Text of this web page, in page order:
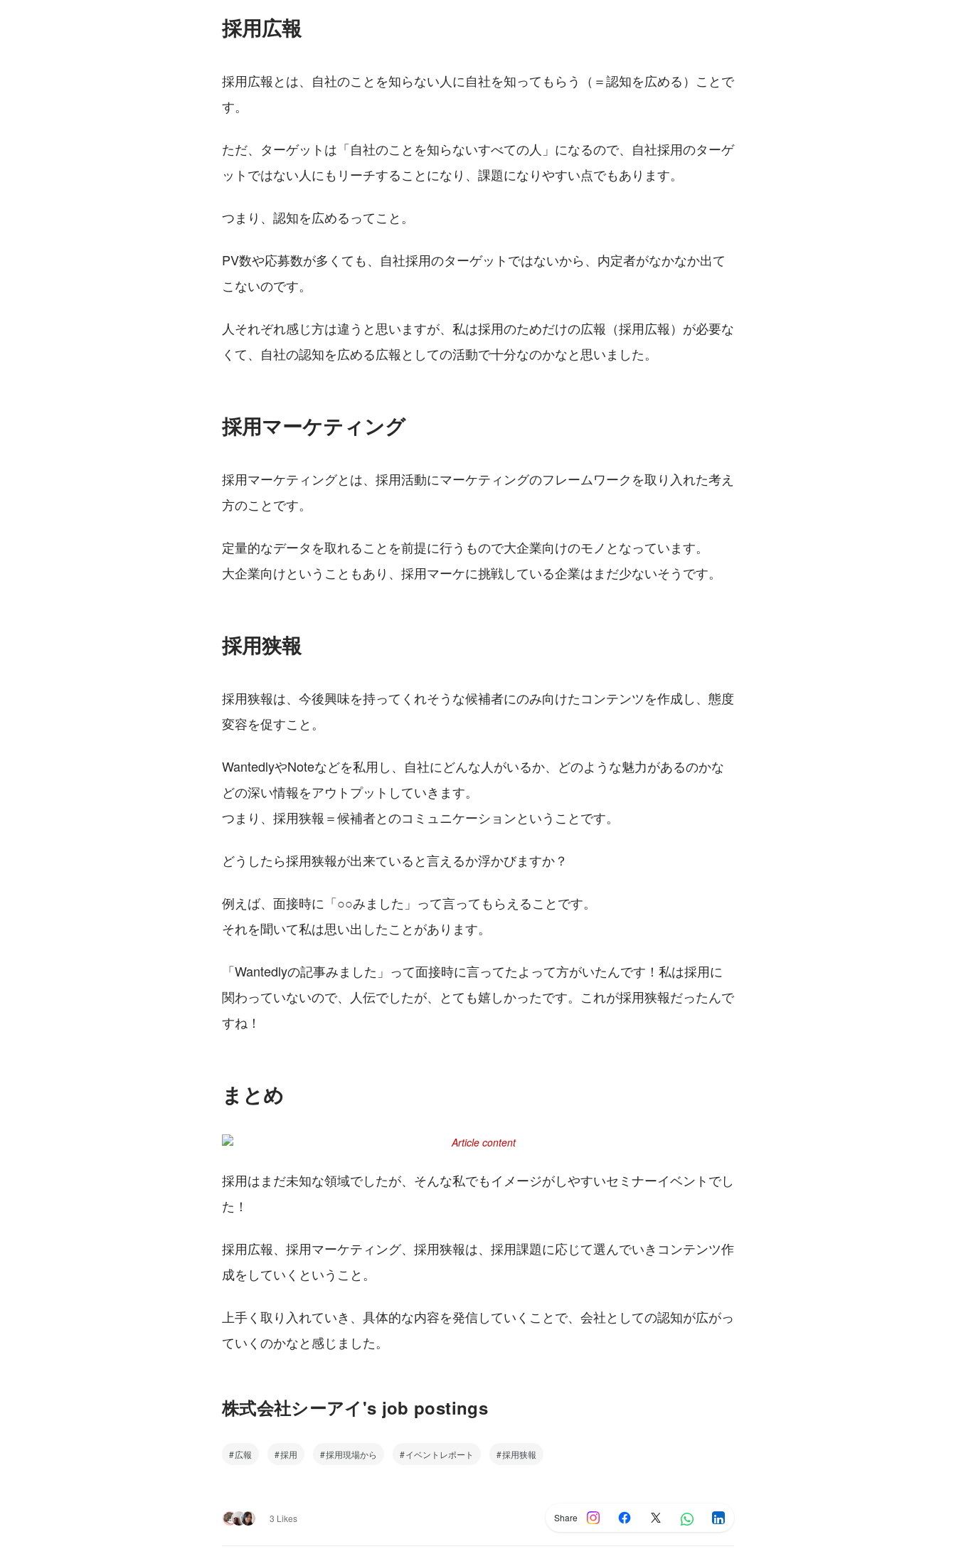
採用広報
採用広報とは、自社のことを知らない人に自社を知ってもらう（＝認知を広める）ことで
す。
ただ、ターゲットは「自社のことを知らないすべての人」になるので、自社採用のターゲ
ットではない人にもリーチすることになり、課題になりやすい点でもあります。
つまり、認知を広めるってこと。
PV数や応募数が多くても、自社採用のターゲットではないから、内定者がなかなか出て
こないのです。
人それぞれ感じ方は違うと思いますが、私は採用のためだけの広報（採用広報）が必要な
くて、自社の認知を広める広報としての活動で十分なのかなと思いました。
採用マーケティング
採用マーケティングとは、採用活動にマーケティングのフレームワークを取り入れた考え
方のことです。
定量的なデータを取れることを前提に行うもので大企業向けのモノとなっています。
大企業向けということもあり、採用マーケに挑戦している企業はまだ少ないそうです。
採用狭報
採用狭報は、今後興味を持ってくれそうな候補者にのみ向けたコンテンツを作成し、態度
変容を促すこと。
WantedlyやNoteなどを私用し、自社にどんな人がいるか、どのような魅力があるのかな
どの深い情報をアウトプットしていきます。
つまり、採用狭報＝候補者とのコミュニケーションということです。
どうしたら採用狭報が出来ていると言えるか浮かびますか？
例えば、面接時に「○○みました」って言ってもらえることです。
それを聞いて私は思い出したことがあります。
「Wantedlyの記事みました」って面接時に言ってたよって方がいたんです！私は採用に
関わっていないので、人伝でしたが、とても嬉しかったです。これが採用狭報だったんで
すね！
まとめ
採用はまだ未知な領域でしたが、そんな私でもイメージがしやすいセミナーイベントでし
た！
採用広報、採用マーケティング、採用狭報は、採用課題に応じて選んでいきコンテンツ作
成をしていくということ。
上手く取り入れていき、具体的な内容を発信していくことで、会社としての認知が広がっ
ていくのかなと感じました。
株式会社シーアイ's job postings
広報 採用 採用現場から イベントレポート 採用狭報
3 Likes Share